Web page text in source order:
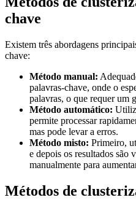
chave
Existem três abordagens
chave:
Método manual:
palavras-chave, onde o
palavras, o que requer um
Método automático:
permite processar
mas pode levar a erros.
Método misto: Primeiro,
e depois os resultados são
manualmente para
Métodos de